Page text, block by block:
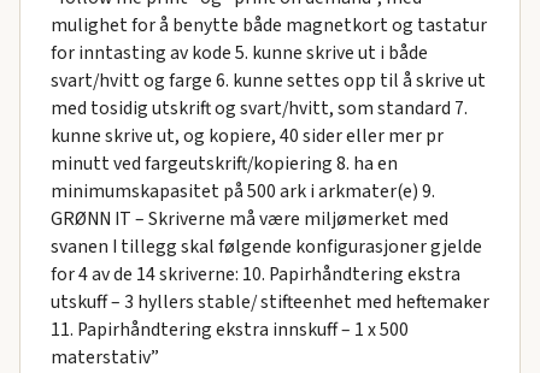
mulighet for å benytte både magnetkort og tastatur
for inntasting av kode 5. kunne skrive ut i både
svart/hvitt og farge 6. kunne settes opp til å skrive ut
med tosidig utskrift og svart/hvitt, som standard 7.
kunne skrive ut, og kopiere, 40 sider eller mer pr
minutt ved fargeutskrift/kopiering 8. ha en
minimumskapasitet på 500 ark i arkmater(e) 9.
GRØNN IT – Skriverne må være miljømerket med
svanen I tillegg skal følgende konfigurasjoner gjelde
for 4 av de 14 skriverne: 10. Papirhåndtering ekstra
utskuff – 3 hyllers stable/ stifteenhet med heftemaker
11. Papirhåndtering ekstra innskuff – 1 x 500
materstativ”